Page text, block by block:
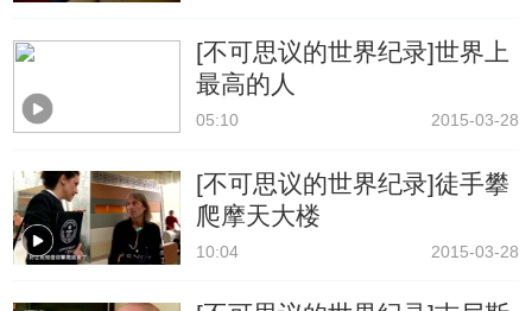
[不可思议的世界纪录]世界上
最高的人
05:10 2015-03-28
[不可思议的世界纪录]徒手攀
爬摩天大楼
10:04 2015-03-28